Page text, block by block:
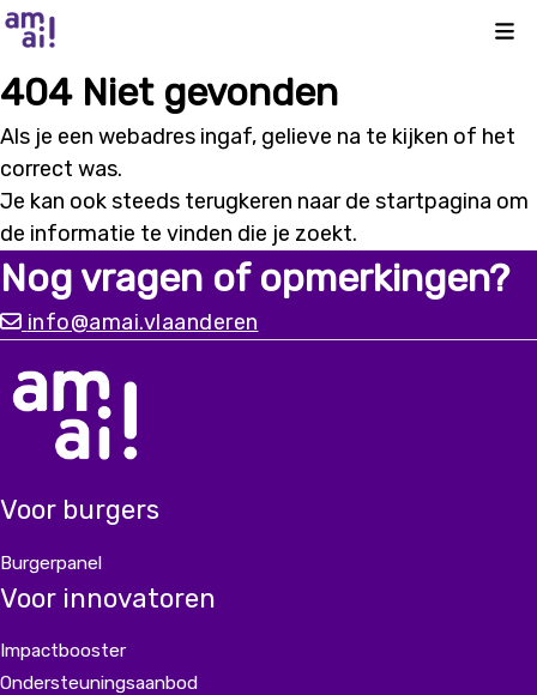
404 Niet gevonden
Als je een webadres ingaf, gelieve na te kijken of het
correct was.
Je kan ook steeds terugkeren naar de startpagina om
de informatie te vinden die je zoekt.
Nog vragen of opmerkingen?
info@amai.vlaanderen
Voor burgers
Burgerpanel
Voor innovatoren
Impactbooster
Ondersteuningsaanbod